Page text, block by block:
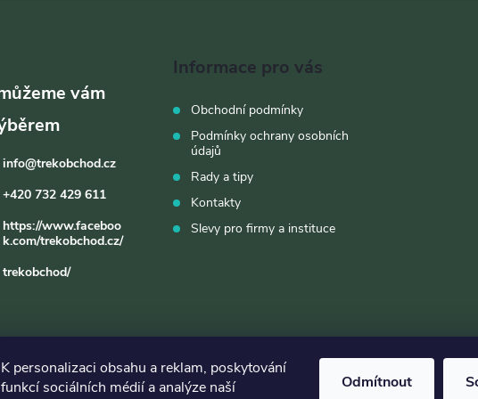
K personalizaci obsahu a reklam, poskytování
funkcí sociálních médií a analýze naší
Odmítnout
info@trekobchod.cz
+420 732 429 611
https://www.faceboo
k.com/trekobchod.cz/
trekobchod/
Informace pro vás
Obchodní podmínky
Podmínky ochrany osobních
údajů
Rady a tipy
Kontakty
Slevy pro firmy a instituce